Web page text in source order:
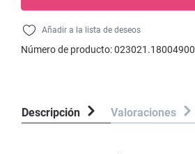
Añadir a la lista de deseos
Número de producto:023021.18004900
Descripción Valoraciones